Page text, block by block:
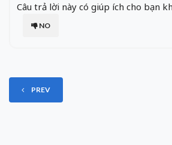
Câu trả lời này có giúp ích cho bạn
NO
PREV